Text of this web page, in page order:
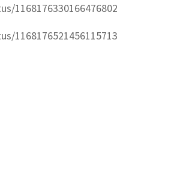
1168176330166476802
1168176521456115713